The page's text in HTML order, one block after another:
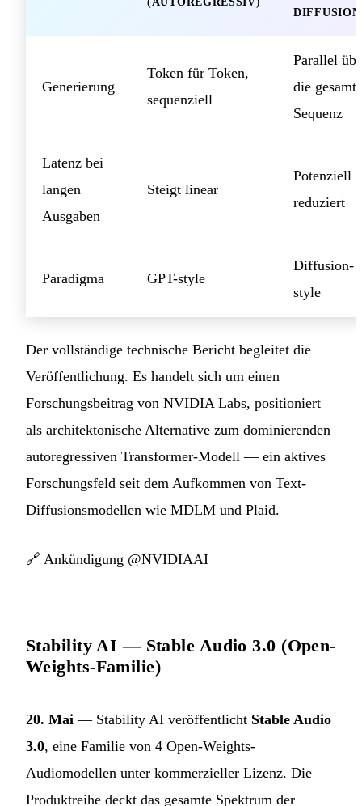
DIFFUSION
Generierung
Token für Token,
sequenziell
Parallel
die gesamte
Sequenz
Latenz bei
langen
Ausgaben
Steigt linear
Potenziell
reduziert
Paradigma GPT-style
Diffusion-
style
Der vollständige technische Bericht begleitet die
Veröffentlichung. Es handelt sich um einen
Forschungsbeitrag von NVIDIA Labs, positioniert
als architektonische Alternative zum dominierenden
autoregressiven Transformer-Modell — ein aktives
Forschungsfeld seit dem Aufkommen von Text-
Diffusionsmodellen wie MDLM und Plaid.
🔗 Ankündigung @NVIDIAAI
Stability AI — Stable Audio 3.0 (Open-
Weights-Familie)
20. Mai — Stability AI veröffentlicht Stable Audio
3.0, eine Familie von 4 Open-Weights-
Audiomodellen unter kommerzieller Lizenz. Die
Produktreihe deckt das gesamte Spektrum der